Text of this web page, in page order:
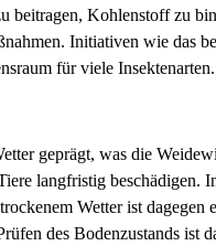
beitragen, Kohlenstoff zu
Initiativen wie das
für viele Insektenarten.
geprägt, was die
langfristig beschädigen.
Wetter ist dagegen
des Bodenzustands ist